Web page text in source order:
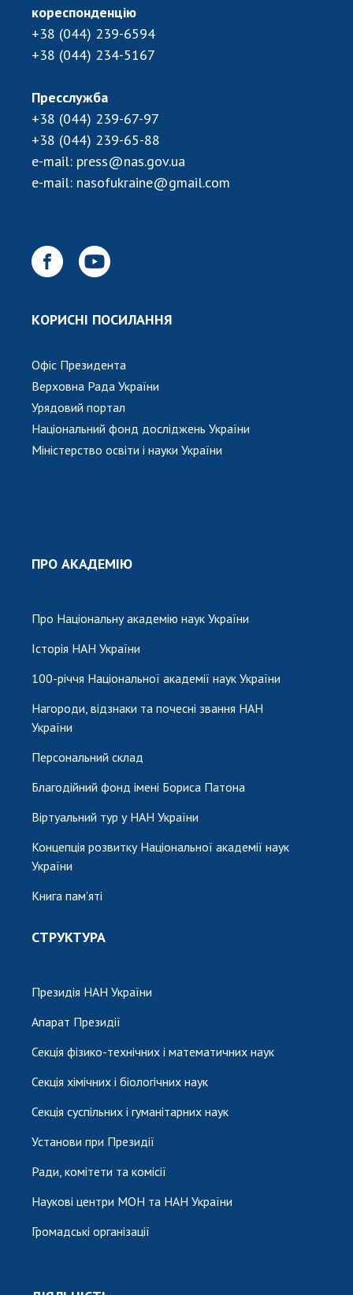
кореспонденцію
+38 (044) 239-6594
+38 (044) 234-5167
Пресслужба
+38 (044) 239-67-97
+38 (044) 239-65-88
e-mail: press@nas.gov.ua
e-mail: nasofukraine@gmail.com
КОРИСНІ ПОСИЛАННЯ
Офіс Президента
Верховна Рада України
Урядовий портал
Національний фонд досліджень України
Міністерство освіти і науки України
ПРО АКАДЕМІЮ
Про Національну академію наук України
Історія НАН України
100-річчя Національної академії наук України
Нагороди, відзнаки та почесні звання НАН
України
Персональний склад
Благодійний фонд імені Бориса Патона
Віртуальний тур у НАН України
Концепція розвитку Національної академії наук
України
Книга пам'яті
СТРУКТУРА
Президія НАН України
Апарат Президії
Секція фізико-технічних і математичних наук
Секція хімічних і біологічних наук
Секція суспільних і гуманітарних наук
Установи при Президії
Ради, комітети та комісії
Наукові центри МОН та НАН України
Громадські організації